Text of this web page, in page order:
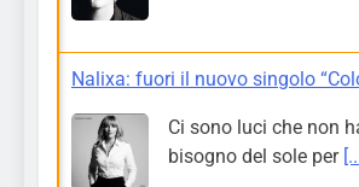
Nalixa: fuori il nuovo singolo
Ci sono luci che non
bisogno del sole per